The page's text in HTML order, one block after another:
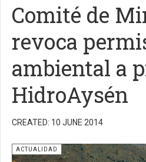
Comité de
revoca
ambiental a
HidroAysén
CREATED: 10 JUNE 2014
ACTUALIDAD